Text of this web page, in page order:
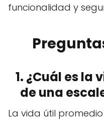
funcionalidad y
1. ¿Cuál es la
de una
La vida útil